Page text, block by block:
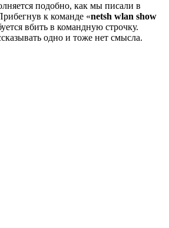
подобно, как мы писали в
к команде «netsh wlan show
вбить в командную строчку.
одно и тоже нет смысла.